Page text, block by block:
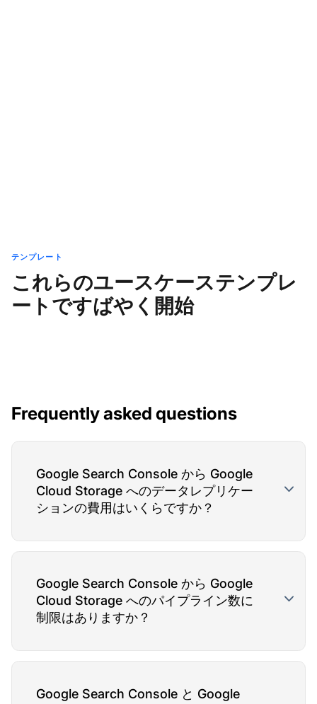
テンプレート
これらのユースケーステンプレ
ートですばやく開始
Frequently asked questions
Google Search Console から Google
Cloud Storage へのデータレプリケー
ションの費用はいくらですか？
Google Search Console から Google
Cloud Storage へのパイプライン数に
制限はありますか？
Google Search Console と Google